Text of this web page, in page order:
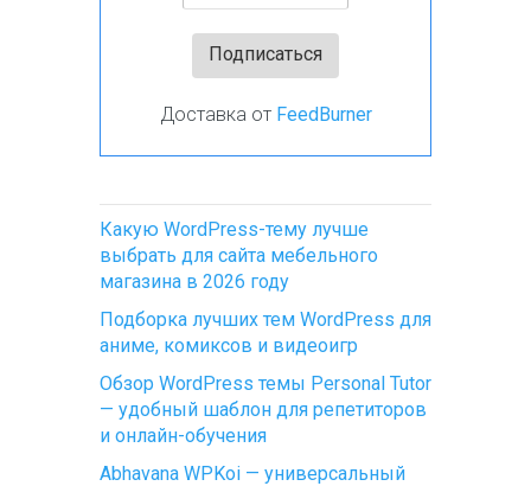
Доставка от FeedBurner
Какую WordPress-тему лучше
выбрать для сайта мебельного
магазина в 2026 году
Подборка лучших тем WordPress для
аниме, комиксов и видеоигр
Обзор WordPress темы Personal Tutor
— удобный шаблон для репетиторов
и онлайн-обучения
Abhavana WPKoi — универсальный